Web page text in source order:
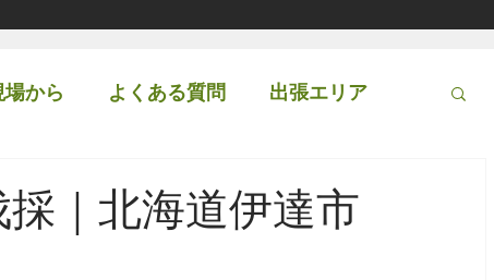
場から よくある質問 出張エリア
｜北海道伊達市